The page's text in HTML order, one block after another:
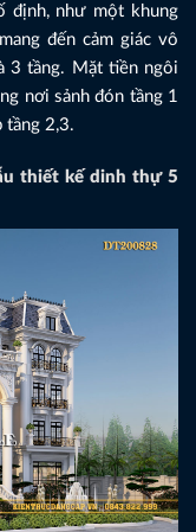
định, như một khung
đến cảm giác vô
3 tầng. Mặt tiền ngôi
nơi sảnh đón tầng 1
tầng 2,3.
thiết kế dinh thự 5